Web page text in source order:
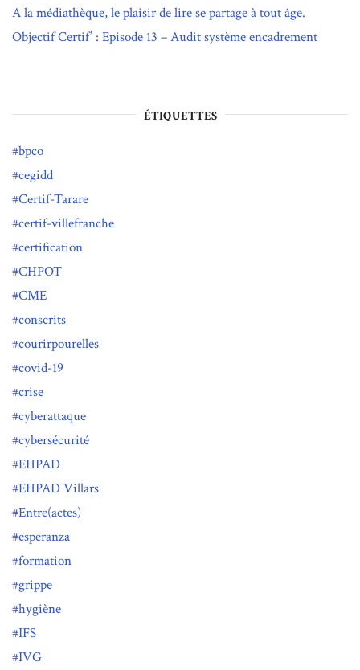
A la médiathèque, le plaisir de lire se partage à tout âge.
Objectif Certif’ : Episode 13 – Audit système encadrement
ÉTIQUETTES
bpco
cegidd
Certif-Tarare
certif-villefranche
certification
CHPOT
CME
conscrits
courirpourelles
covid-19
crise
cyberattaque
cybersécurité
EHPAD
EHPAD Villars
Entre(actes)
esperanza
formation
grippe
hygiène
IFS
IVG